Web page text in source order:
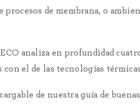
de membrana, o
analiza en profundidad
con el de las tecnologías
de nuestra guía de